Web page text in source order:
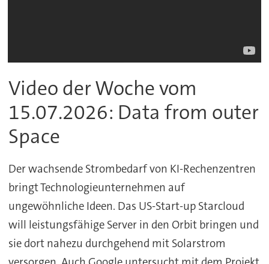
Video der Woche vom
15.07.2026: Data from outer
Space
Der wachsende Strombedarf von KI-Rechenzentren
bringt Technologieunternehmen auf
ungewöhnliche Ideen. Das US-Start-up Starcloud
will leistungsfähige Server in den Orbit bringen und
sie dort nahezu durchgehend mit Solarstrom